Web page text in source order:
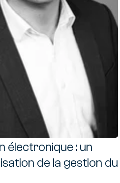
électronique : un
de la gestion du